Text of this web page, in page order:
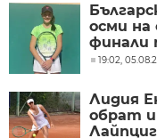
осми на
финали
19:02,
Лидия
обрат и
Лайпциг